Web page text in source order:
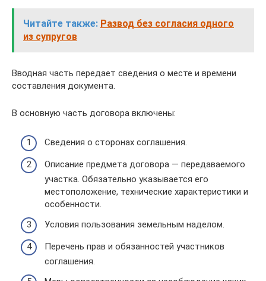
Читайте также: Развод без согласия одного
из супругов
Вводная часть передает сведения о месте и времени
составления документа.
В основную часть договора включены:
Сведения о сторонах соглашения.
Описание предмета договора — передаваемого
участка. Обязательно указывается его
местоположение, технические характеристики и
особенности.
Условия пользования земельным наделом.
Перечень прав и обязанностей участников
соглашения.